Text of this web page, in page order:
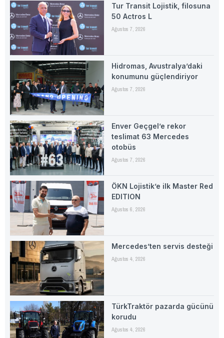
Tur Transit Lojistik, filosuna
50 Actros L
Ağustos 7, 2026
Hidromas, Avustralya’daki
konumunu güçlendiriyor
Ağustos 7, 2026
Enver Geçgel’e rekor
teslimat 63 Mercedes
otobüs
Ağustos 7, 2026
ÖKN Lojistik’e ilk Master Red
EDITION
Ağustos 6, 2026
Mercedes’ten servis desteği
Ağustos 4, 2026
TürkTraktör pazarda gücünü
korudu
Ağustos 4, 2026